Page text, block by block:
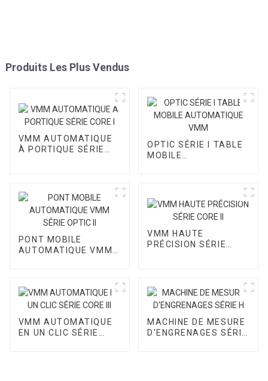
Produits Les Plus Vendus
VMM AUTOMATIQUE
À PORTIQUE SÉRIE
OPTIC SÉRIE I TABLE
MOBILE
PONT MOBILE
AUTOMATIQUE VMM
VMM HAUTE
PRÉCISION SÉRIE
VMM AUTOMATIQUE
EN UN CLIC SÉRIE
MACHINE DE MESURE
D'ENGRENAGES SÉRIE